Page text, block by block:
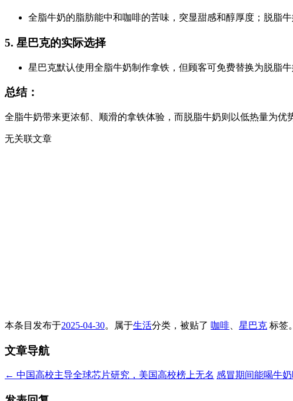
全脂牛奶的脂肪能中和咖啡的苦味，突显甜感和醇厚度；脱脂
5. 星巴克的实际选择
星巴克默认使用全脂牛奶制作拿铁，但顾客可免费替换为脱脂
总结：
全脂牛奶带来更浓郁、顺滑的拿铁体验，而脱脂牛奶则以低热量为
无关联文章
本条目发布于2025-04-30。属于生活分类，被贴了 咖啡 星巴克 标签。
文章导航
← 中国高校主导全球芯片研究，美国高校榜上无名 感冒期间能喝牛